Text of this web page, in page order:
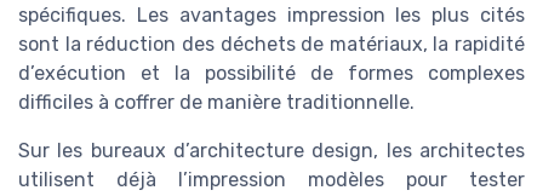
spécifiques. Les avantages impression les plus cités
sont la réduction des déchets de matériaux, la rapidité
d’exécution et la possibilité de formes complexes
difficiles à coffrer de manière traditionnelle.
Sur les bureaux d’architecture design, les architectes
utilisent déjà l’impression modèles pour tester